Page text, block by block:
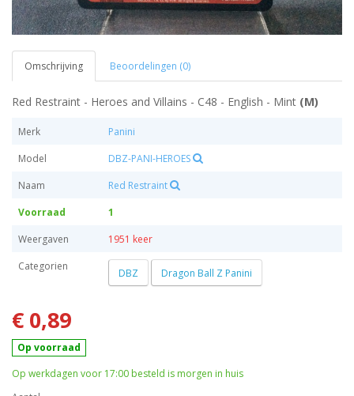
Omschrijving Beoordelingen (0)
Red Restraint - Heroes and Villains - C48 - English - Mint (M)
Merk
Panini
Model
DBZ-PANI-HEROES
Naam
Red Restraint
Voorraad
1
Weergaven
1951 keer
Categorien
DBZ Dragon Ball Z Panini
€ 0,89
Op voorraad
Op werkdagen voor 17:00 besteld is morgen in huis